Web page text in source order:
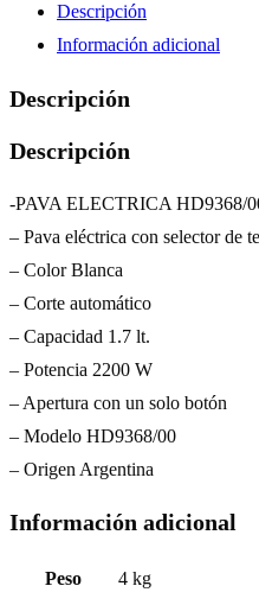
cantidadDescripción
Información adicional
Descripción
Descripción
-PAVA ELECTRICA HD9368/
– Pava eléctrica con selector de
– Color Blanca
– Corte automático
– Capacidad 1.7 lt.
– Potencia 2200 W
– Apertura con un solo botón
– Modelo HD9368/00
– Origen Argentina
Información adicional
Peso
4 kg